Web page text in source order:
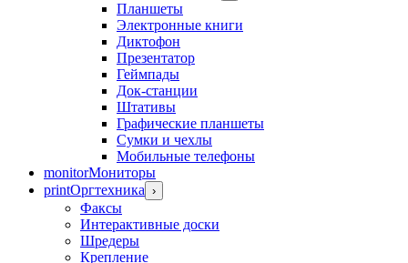
Планшеты
Электронные книги
Диктофон
Презентатор
Геймпады
Док-станции
Штативы
Графические планшеты
Сумки и чехлы
Мобильные телефоны
monitorМониторы
printОргтехника ›
Факсы
Интерактивные доски
Шредеры
Крепление